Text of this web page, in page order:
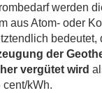
werden
aus Atom- oder
bedeutet,
der
vergütet wird
kWh.